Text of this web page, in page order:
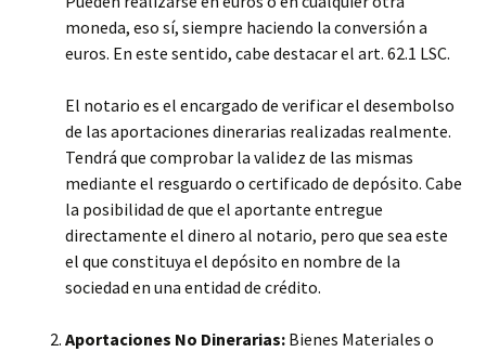
moneda, eso sí, siempre haciendo la conversión a
euros. En este sentido, cabe destacar el art. 62.1 LSC.
El notario es el encargado de verificar el desembolso
de las aportaciones dinerarias realizadas realmente.
Tendrá que comprobar la validez de las mismas
mediante el resguardo o certificado de depósito. Cabe
la posibilidad de que el aportante entregue
directamente el dinero al notario, pero que sea este
el que constituya el depósito en nombre de la
sociedad en una entidad de crédito.
Aportaciones No Dinerarias: Bienes Materiales o